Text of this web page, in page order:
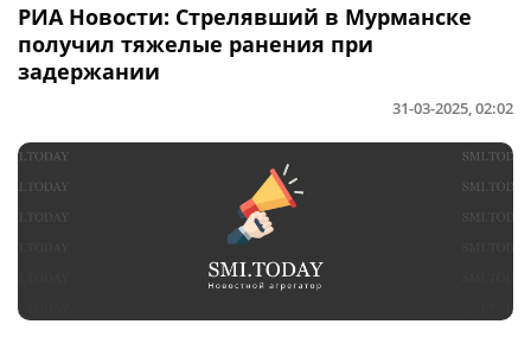
РИА Новости: Стрелявший в Мурманске
получил тяжелые ранения при
задержании
31-03-2025, 02:02